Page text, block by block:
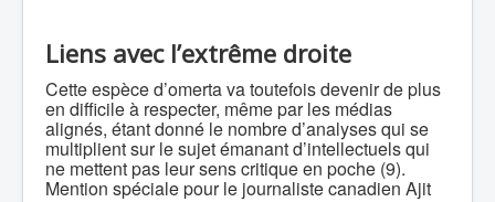
Liens avec l’extrême droite
Cette espèce d’omerta va toutefois devenir de plus
en difficile à respecter, même par les médias
alignés, étant donné le nombre d’analyses qui se
multiplient sur le sujet émanant d’intellectuels qui
ne mettent pas leur sens critique en poche (9).
Mention spéciale pour le journaliste canadien Ajit